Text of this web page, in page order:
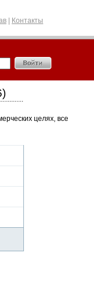
Контакты
целях, все